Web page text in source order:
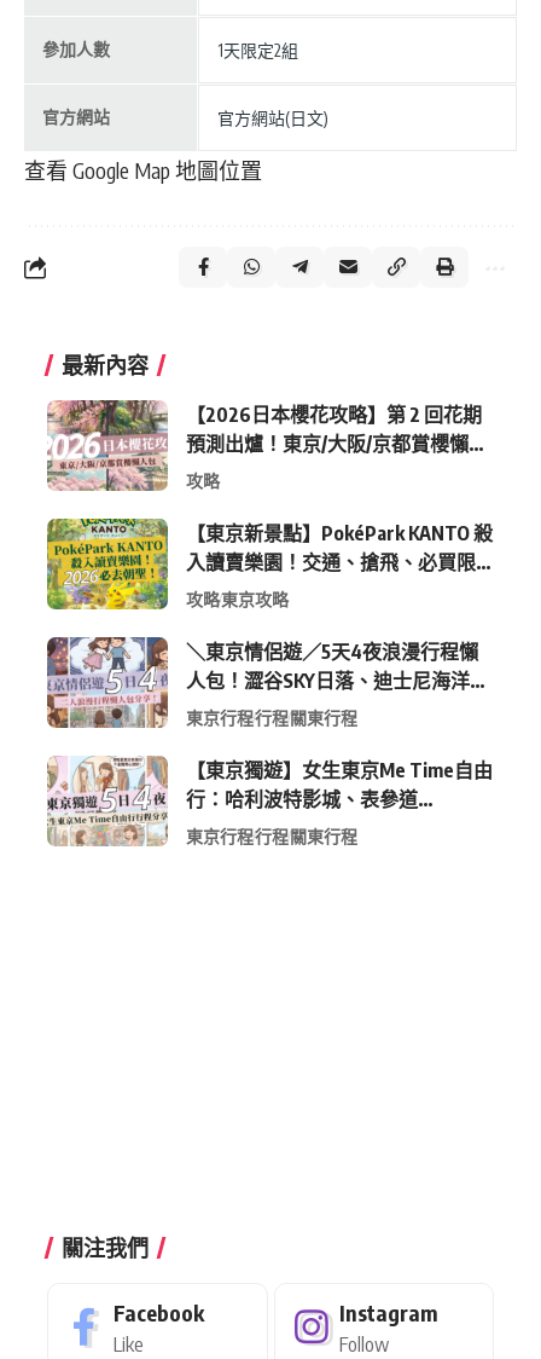
參加人數 1天限定2組
官方網站 官方網站(日文)
查看 Google Map 地圖位置
最新內容
【2026日本櫻花攻略】第 2 回花期
預測出爐！東京/大阪/京都賞櫻懶人
包 (附最新時間表)
攻略
【東京新景點】PokéPark KANTO 殺
入讀賣樂園！交通、搶飛、必買限
定周邊全攻略
攻略東京攻略
＼東京情侶遊／5天4夜浪漫行程懶
人包！澀谷SKY日落、迪士尼海洋、
中目黑高質感咖啡廳全收錄
東京行程行程關東行程
【東京獨遊】女生東京Me Time自由
行：哈利波特影城、表參道
Shopping 與下北澤尋寶5日4夜慢活
東京行程行程關東行程
關注我們
Facebook
Like
Instagram
Follow